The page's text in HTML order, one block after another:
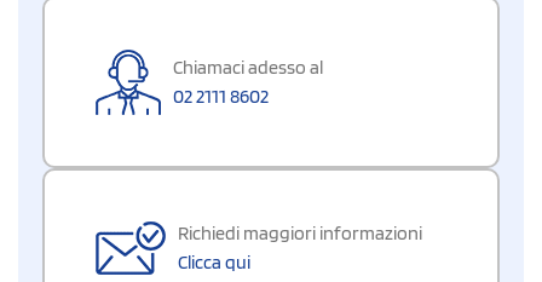
Chiamaci adesso al
02 2111 8602
Richiedi maggiori informazioni
Clicca qui